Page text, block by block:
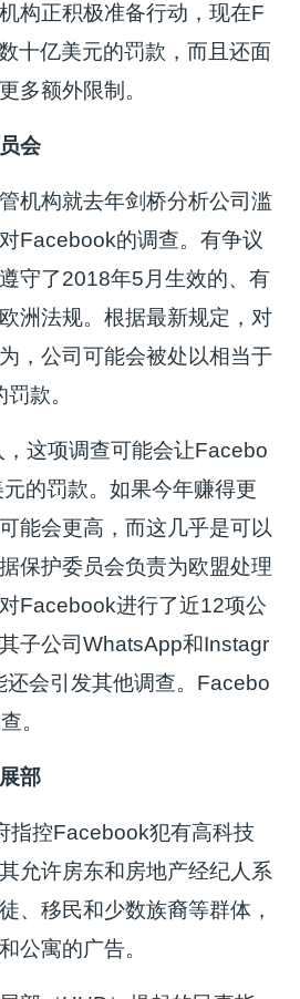
构正积极准备行动，现在F
十亿美元的罚款，而且还面
多额外限制。
会
机构就去年剑桥分析公司滥
Facebook的调查。有争议
守了2018年5月生效的、有
洲法规。根据最新规定，对
，公司可能会被处以相当于
款。
这项调查可能会让Facebo
的罚款。如果今年赚得更
能会更高，而这几乎是可以
保护委员会负责为欧盟处理
Facebook进行了近12项公
子公司WhatsApp和Instagr
还会引发其他调查。Facebo
。
部
指控Facebook犯有高科技
允许房东和房地产经纪人系
、移民和少数族裔等群体，
公寓的广告。